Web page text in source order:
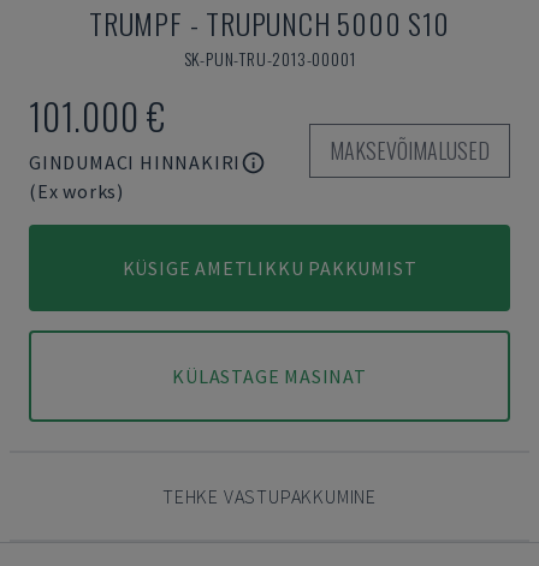
TRUMPF - TRUPUNCH 5000 S10
SK-PUN-TRU-2013-00001
101.000 €
GINDUMACI HINNAKIRI
(Ex works)
MAKSEVÕIMALUSED
KÜSIGE AMETLIKKU PAKKUMIST
KÜLASTAGE MASINAT
TEHKE VASTUPAKKUMINE